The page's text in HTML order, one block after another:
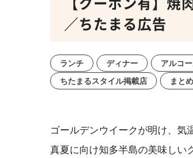
／ちたまる広告
ランチ ディナー アルコ
ちたまるスタイル掲載店
まと
ゴールデンウイークが明け、気
真夏に向け知多半島の美味しい